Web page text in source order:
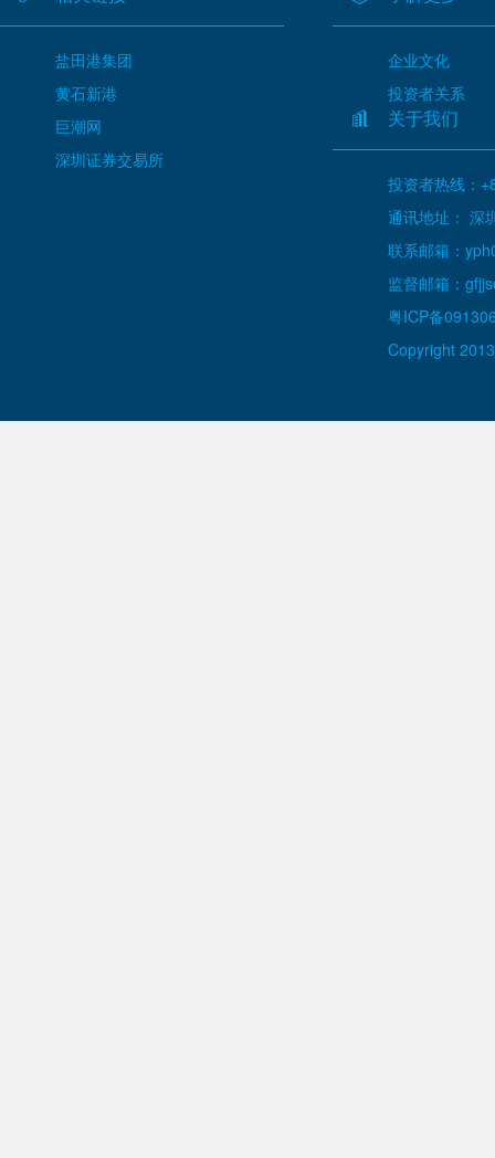
盐田港集团
黄石新港
巨潮网
深圳证券交易所
企业文化
投资者关系
关于我们
投资者热线：
通讯地址： 深
联系邮箱：
监督邮箱：
粤ICP备
Copyright